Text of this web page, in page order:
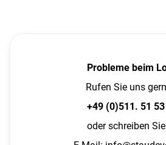
Probleme beim
Rufen Sie uns
+49 (0)511. 51
oder schreiben